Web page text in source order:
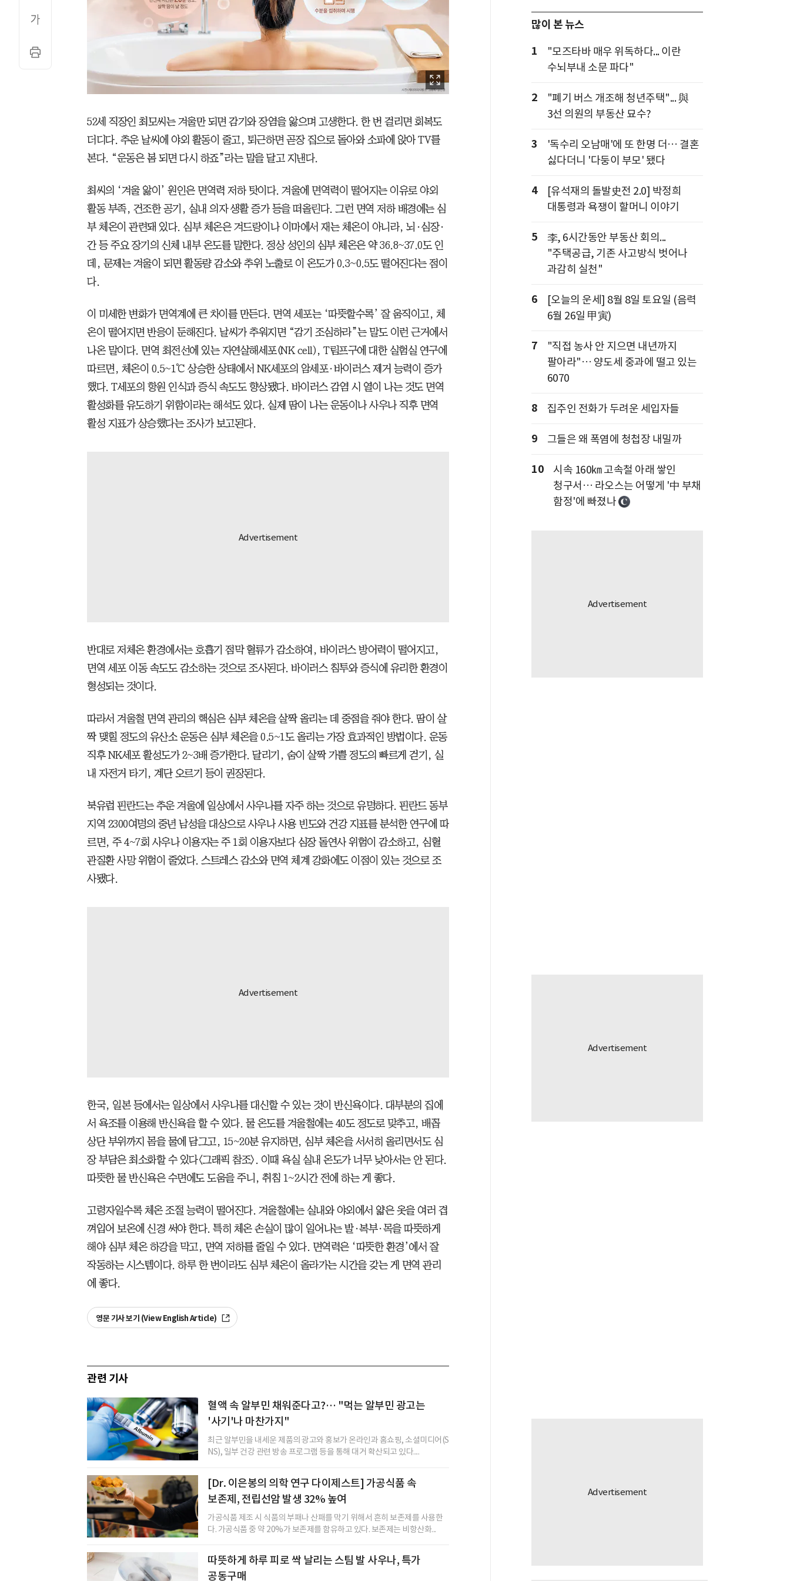
52세 직장인 최모씨는 겨울만 되면 감기와 장염을 앓으며 고생한다. 한 번 걸리면 회복도
더디다. 추운 날씨에 야외 활동이 줄고, 퇴근하면 곧장 집으로 돌아와 소파에 앉아 TV를
본다. “운동은 봄 되면 다시 하죠”라는 말을 달고 지낸다.
최씨의 ‘겨울 앓이’ 원인은 면역력 저하 탓이다. 겨울에 면역력이 떨어지는 이유로 야외
활동 부족, 건조한 공기, 실내 의자 생활 증가 등을 떠올린다. 그런 면역 저하 배경에는 심
부 체온이 관련돼 있다. 심부 체온은 겨드랑이나 이마에서 재는 체온이 아니라, 뇌·심장·
간 등 주요 장기의 신체 내부 온도를 말한다. 정상 성인의 심부 체온은 약 36.8~37.0도 인
데, 문제는 겨울이 되면 활동량 감소와 추위 노출로 이 온도가 0.3~0.5도 떨어진다는 점이
다.
이 미세한 변화가 면역계에 큰 차이를 만든다. 면역 세포는 ‘따뜻할수록’ 잘 움직이고, 체
온이 떨어지면 반응이 둔해진다. 날씨가 추워지면 “감기 조심하라”는 말도 이런 근거에서
나온 말이다. 면역 최전선에 있는 자연살해세포(NK cell), T림프구에 대한 실험실 연구에
따르면, 체온이 0.5~1℃ 상승한 상태에서 NK세포의 암세포·바이러스 제거 능력이 증가
했다. T세포의 항원 인식과 증식 속도도 향상됐다. 바이러스 감염 시 열이 나는 것도 면역
활성화를 유도하기 위함이라는 해석도 있다. 실제 땀이 나는 운동이나 사우나 직후 면역
활성 지표가 상승했다는 조사가 보고된다.
반대로 저체온 환경에서는 호흡기 점막 혈류가 감소하여, 바이러스 방어력이 떨어지고,
면역 세포 이동 속도도 감소하는 것으로 조사된다. 바이러스 침투와 증식에 유리한 환경이
형성되는 것이다.
따라서 겨울철 면역 관리의 핵심은 심부 체온을 살짝 올리는 데 중점을 줘야 한다. 땀이 살
짝 맺힐 정도의 유산소 운동은 심부 체온을 0.5~1도 올리는 가장 효과적인 방법이다. 운동
직후 NK세포 활성도가 2~3배 증가한다. 달리기, 숨이 살짝 가쁠 정도의 빠르게 걷기, 실
내 자전거 타기, 계단 오르기 등이 권장된다.
북유럽 핀란드는 추운 겨울에 일상에서 사우나를 자주 하는 것으로 유명하다. 핀란드 동부
지역 2300여명의 중년 남성을 대상으로 사우나 사용 빈도와 건강 지표를 분석한 연구에 따
르면, 주 4~7회 사우나 이용자는 주 1회 이용자보다 심장 돌연사 위험이 감소하고, 심혈
관질환 사망 위험이 줄었다. 스트레스 감소와 면역 체계 강화에도 이점이 있는 것으로 조
사됐다.
한국, 일본 등에서는 일상에서 사우나를 대신할 수 있는 것이 반신욕이다. 대부분의 집에
서 욕조를 이용해 반신욕을 할 수 있다. 물 온도를 겨울철에는 40도 정도로 맞추고, 배꼽
상단 부위까지 몸을 물에 담그고, 15~20분 유지하면, 심부 체온을 서서히 올리면서도 심
장 부담은 최소화할 수 있다<그래픽 참조>. 이때 욕실 실내 온도가 너무 낮아서는 안 된다.
따뜻한 물 반신욕은 수면에도 도움을 주니, 취침 1~2시간 전에 하는 게 좋다.
고령자일수록 체온 조절 능력이 떨어진다. 겨울철에는 실내와 야외에서 얇은 옷을 여러 겹
껴입어 보온에 신경 써야 한다. 특히 체온 손실이 많이 일어나는 발·복부·목을 따뜻하게
해야 심부 체온 하강을 막고, 면역 저하를 줄일 수 있다. 면역력은 ‘따뜻한 환경’에서 잘
작동하는 시스템이다. 하루 한 번이라도 심부 체온이 올라가는 시간을 갖는 게 면역 관리
에 좋다.
영문 기사 보기 (View English Article)
관련 기사
혈액 속 알부민 채워준다고?… "먹는 알부민 광고는
'사기'나 마찬가지"
최근 알부민을 내세운 제품의 광고와 홍보가 온라인과 홈쇼핑, 소셜미디어(S
NS), 일부 건강 관련 방송 프로그램 등을 통해 대거 확산되고 있다....
[Dr. 이은봉의 의학 연구 다이제스트] 가공식품 속
보존제, 전립선암 발생 32% 높여
가공식품 제조 시 식품의 부패나 산패를 막기 위해서 흔히 보존제를 사용한
다. 가공식품 중 약 20%가 보존제를 함유하고 있다. 보존제는 비항산화...
따뜻하게 하루 피로 싹 날리는 스팀 발 사우나, 특가
공동구매
많이 본 뉴스
1
"모즈타바 매우 위독하다... 이란
수뇌부내 소문 파다"
2
"폐기 버스 개조해 청년주택"... 與
3선 의원의 부동산 묘수?
3
'독수리 오남매'에 또 한명 더… 결혼
싫다더니 '다둥이 부모' 됐다
4
[유석재의 돌발史전 2.0] 박정희
대통령과 욕쟁이 할머니 이야기
5
李, 6시간동안 부동산 회의...
"주택공급, 기존 사고방식 벗어나
과감히 실천"
6
[오늘의 운세] 8월 8일 토요일 (음력
6월 26일 甲寅)
7
"직접 농사 안 지으면 내년까지
팔아라"… 양도세 중과에 떨고 있는
6070
8 집주인 전화가 두려운 세입자들
9 그들은 왜 폭염에 청첩장 내밀까
10
시속 160㎞ 고속철 아래 쌓인
청구서… 라오스는 어떻게 '中 부채
함정'에 빠졌나